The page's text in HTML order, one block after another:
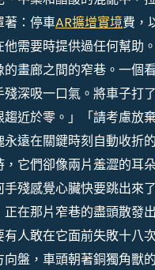
著：停車AR擴增實境費，
需要時提供過任何幫助
畫廊之間的窄巷。一個
深吸一口氣。將車子打
近於零。」「請考慮放
遠在關鍵時刻自動收折
它們卻像兩片羞澀的耳
殘感覺心臟快要跳出來
在那片窄巷的盡頭散發
有人敢在它面前失敗十八
盤，車頭朝著銅獨角獸